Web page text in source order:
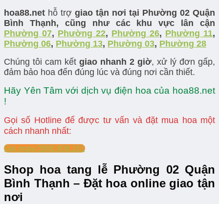
hoa88.net hỗ trợ giao tận nơi tại Phường 02 Quận
Bình Thạnh, cũng như các khu vực lân cận
Phường 07, Phường 22, Phường 26, Phường 11,
Phường 06, Phường 13, Phường 03, Phường 28
Chúng tôi cam kết giao nhanh 2 giờ, xử lý đơn gấp,
đảm bảo hoa đến đúng lúc và đúng nơi cần thiết.
Hãy Yên Tâm với dịch vụ điện hoa của hoa88.net
!
Gọi số Hotline để được tư vấn và đặt mua hoa một
cách nhanh nhất:
Gọi ngay 0906.908.101
Shop hoa tang lễ Phường 02 Quận
Bình Thạnh – Đặt hoa online giao tận
nơi